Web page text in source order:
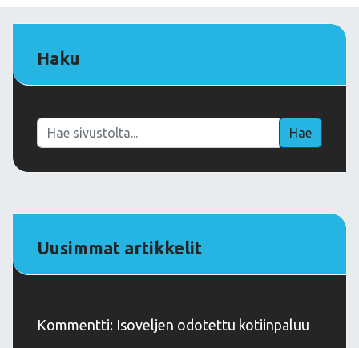
Haku
Haku Hae
Uusimmat artikkelit
Kommentti: Isoveljen odotettu kotiinpaluu